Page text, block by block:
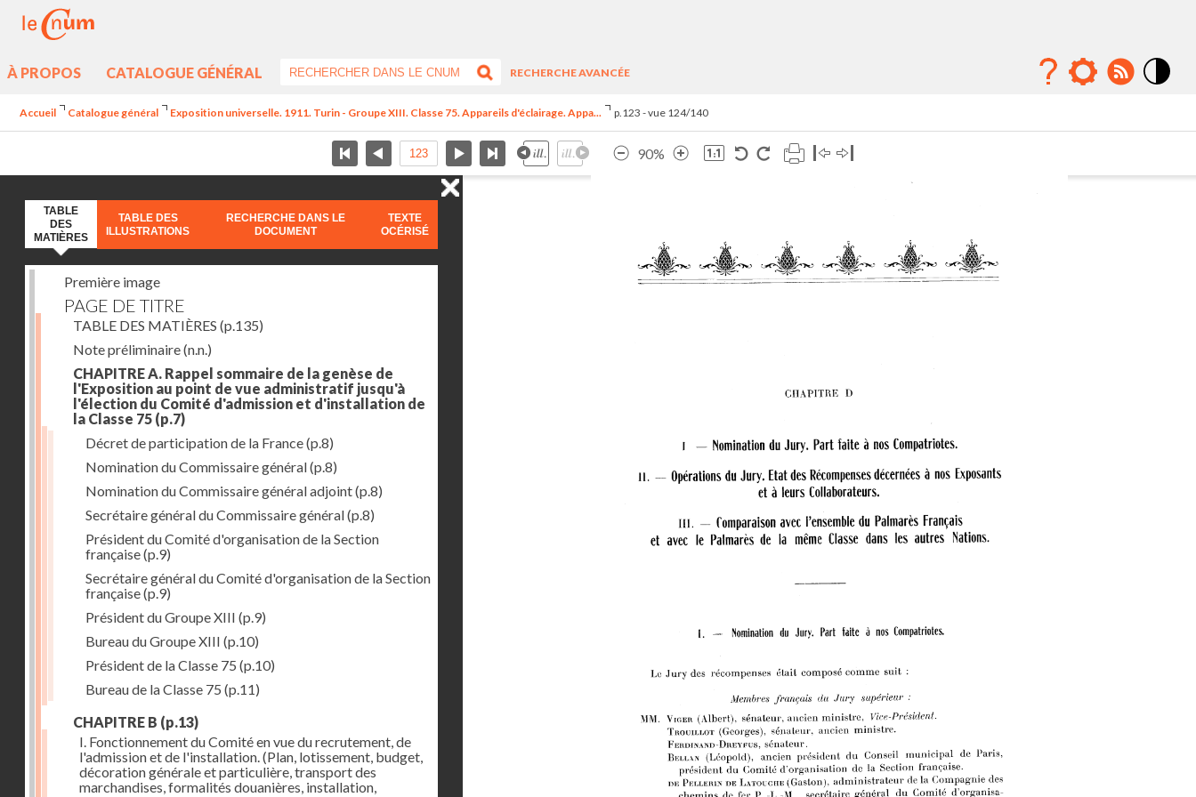
À PROPOS CATALOGUE GÉNÉRAL
RECHERCHE AVANCÉE
Accueil Catalogue général Exposition universelle. 1911. Turin - Groupe XIII. Classe 75. Appareils d'éclairage. Appa... p.123 - vue 124/140
90%
TABLE
DES
MATIÈRES
TABLE DES
ILLUSTRATIONS
RECHERCHE DANS LE
DOCUMENT
TEXTE
OCÉRISÉ
Première image
PAGE DE TITRE
TABLE DES MATIÈRES (p.135)
Note préliminaire(n.n.)
CHAPITRE A. Rappel sommaire de la genèse de
l'Exposition au point de vue administratif jusqu'à
l'élection du Comité d'admission et d'installation de
la Classe 75 (p.7)
Décret de participation de la France(p.8)
Nomination du Commissaire général(p.8)
Nomination du Commissaire général adjoint(p.8)
Secrétaire général du Commissaire général(p.8)
Président du Comité d'organisation de la Section
française(p.9)
Secrétaire général du Comité d'organisation de la Section
française(p.9)
Président du Groupe XIII (p.9)
Bureau du Groupe XIII (p.10)
Président de la Classe 75 (p.10)
Bureau de la Classe 75 (p.11)
CHAPITRE B (p.13)
I. Fonctionnement du Comité en vue du recrutement, de
l'admission et de l'installation. (Plan, lotissement, budget,
décoration générale et particulière, transport des
marchandises, formalités douanières, installation,